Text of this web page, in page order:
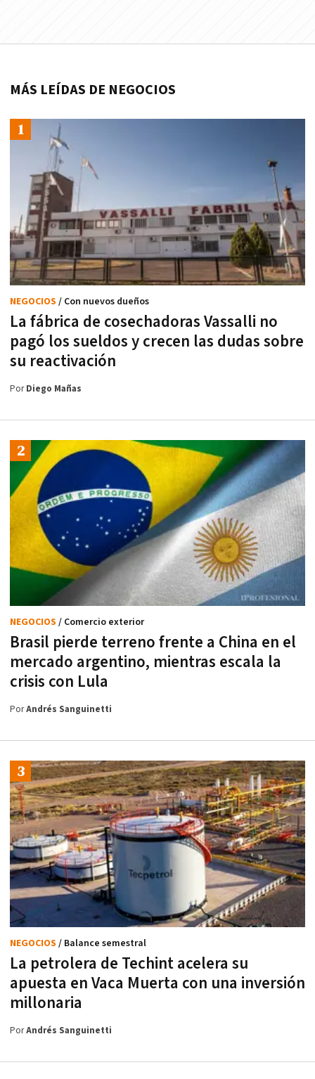
MÁS LEÍDAS DE NEGOCIOS
La fábrica de cosechadoras Vassalli no
pagó los sueldos y crecen las dudas sobre
su reactivación
NEGOCIOS / Con nuevos dueños
PorDiego Mañas
Brasil pierde terreno frente a China en el
mercado argentino, mientras escala la
crisis con Lula
NEGOCIOS / Comercio exterior
PorAndrés Sanguinetti
La petrolera de Techint acelera su
apuesta en Vaca Muerta con una inversión
millonaria
NEGOCIOS / Balance semestral
PorAndrés Sanguinetti